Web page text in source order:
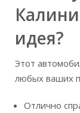
идея?
Этот
любых ваших
Отлично